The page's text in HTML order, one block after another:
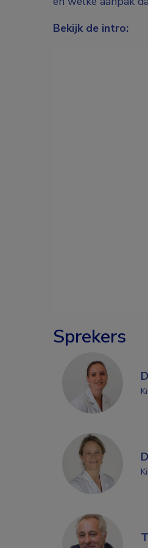
Bekijk de intro:
Sprekers